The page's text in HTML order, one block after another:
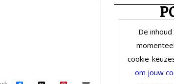
De
cookie-
om jouw